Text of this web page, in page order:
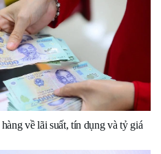
về lãi suất, tín dụng và tỷ giá